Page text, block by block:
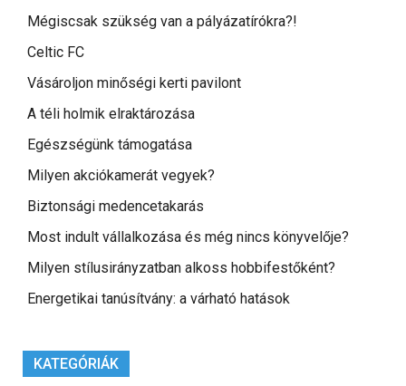
Mégiscsak szükség van a pályázatírókra?!
Celtic FC
Vásároljon minőségi kerti pavilont
A téli holmik elraktározása
Egészségünk támogatása
Milyen akciókamerát vegyek?
Biztonsági medencetakarás
Most indult vállalkozása és még nincs könyvelője?
Milyen stílusirányzatban alkoss hobbifestőként?
Energetikai tanúsítvány: a várható hatások
KATEGÓRIÁK